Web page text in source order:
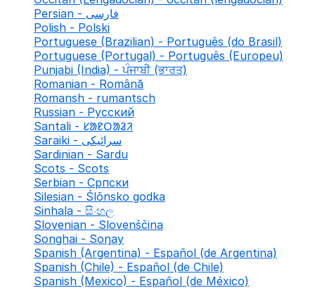
Persian - فارسی
Polish - Polski
Portuguese (Brazilian) - Português (do Brasil)
Portuguese (Portugal) - Português (Europeu)
Punjabi (India) - ਪੰਜਾਬੀ (ਭਾਰਤ)
Romanian - Română
Romansh - rumantsch
Russian - Русский
Santali - ᱥᱟᱱᱛᱟᱲᱤ
Saraiki - سرائیکی
Sardinian - Sardu
Scots - Scots
Serbian - Српски
Silesian - Ślōnsko godka
Sinhala - සිංහල
Slovenian - Slovenščina
Songhai - Soŋay
Spanish (Argentina) - Español (de Argentina)
Spanish (Chile) - Español (de Chile)
Spanish (Mexico) - Español (de México)